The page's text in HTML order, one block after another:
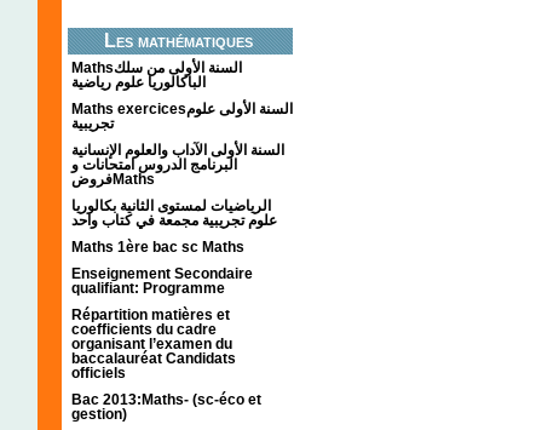
Les mathématiques
Mathsالسنة الأولى من سلك
الباكالوريا علوم رياضية
Maths exercicesالسنة الأولى علوم
تجريبية
السنة الأولى الآداب والعلوم الإنسانية
البرنامج الدروس امتحانات و
فروضMaths
الرياضيات لمستوى الثانية بكالوريا
علوم تجريبية مجمعة في كتاب واحد
Maths 1ère bac sc Maths
Enseignement Secondaire
qualifiant: Programme
Répartition matières et
coefficients du cadre
organisant l’examen du
baccalauréat Candidats
officiels
Bac 2013:Maths- (sc-éco et
gestion)